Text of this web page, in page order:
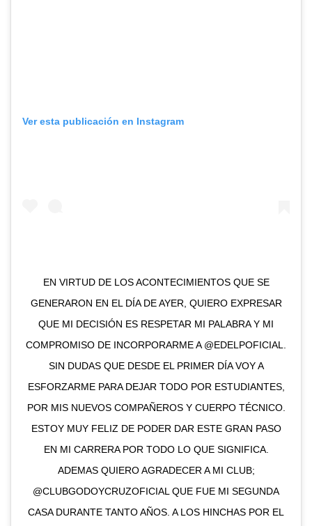
Ver esta publicación en Instagram
EN VIRTUD DE LOS ACONTECIMIENTOS QUE SE
GENERARON EN EL DÍA DE AYER, QUIERO EXPRESAR
QUE MI DECISIÓN ES RESPETAR MI PALABRA Y MI
COMPROMISO DE INCORPORARME A @EDELPOFICIAL.
SIN DUDAS QUE DESDE EL PRIMER DÍA VOY A
ESFORZARME PARA DEJAR TODO POR ESTUDIANTES,
POR MIS NUEVOS COMPAÑEROS Y CUERPO TÉCNICO.
ESTOY MUY FELIZ DE PODER DAR ESTE GRAN PASO
EN MI CARRERA POR TODO LO QUE SIGNIFICA.
ADEMAS QUIERO AGRADECER A MI CLUB;
@CLUBGODOYCRUZOFICIAL QUE FUE MI SEGUNDA
CASA DURANTE TANTO AÑOS. A LOS HINCHAS POR EL